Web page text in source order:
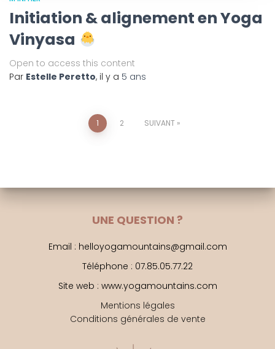
Initiation & alignement en Yoga
Vinyasa
Open to access this content
Par Estelle Peretto, il y a 5 ans
Pagination
publications
1 2 SUIVANT
UNE QUESTION ?
Email : helloyogamountains@gmail.com
Téléphone : 07.85.05.77.22
Site web : www.yogamountains.com
Mentions légales
Conditions générales de vente